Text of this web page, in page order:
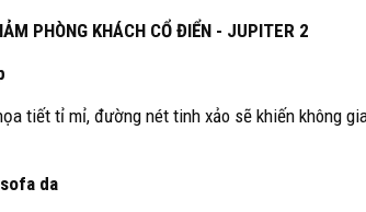
PHÒNG KHÁCH CỔ ĐIỂN - JUPITER 2
tiết tỉ mỉ, đường nét tinh xảo sẽ khiến không
da